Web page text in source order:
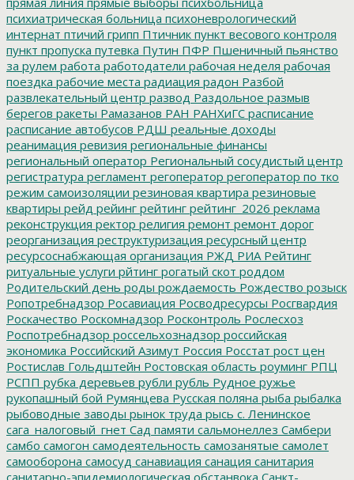
психиатрическая больница психоневрологический
интернат птичий грипп Птичник пункт весового контроля
пункт пропуска путевка Путин ПФР Пшеничный пьянство
за рулем работа работодатели рабочая неделя рабочая
поездка рабочие места радиация радон Разбой
развлекательный центр развод Раздольное размыв
берегов ракеты Рамазанов РАН РАНХиГС расписание
расписание автобусов РДШ реальные доходы
реанимация ревизия региональные финансы
региональный оператор Региональный сосудистый центр
регистратура регламент регоператор регоператор по тко
режим самоизоляции резиновая квартира резиновые
квартиры рейд рейинг рейтинг рейтинг_2026 реклама
реконструкция ректор религия ремонт ремонт дорог
реорганизация реструктуризация ресурсный центр
ресурсоснабжающая организация РЖД РИА Рейтинг
ритуальные услуги рйтинг рогатый скот роддом
Родительский день роды рождаемость Рождество розыск
Ропотребнадзор Росавиация Росводресурсы Росгвардия
Роскачество Роскомнадзор Росконтроль Рослесхоз
Роспотребнадзор россельхознадзор российская
экономика Российский Азимут Россия Росстат рост цен
Ростислав Гольдштейн Ростовская область роуминг РПЦ
РСПП рубка деревьев рубли рубль Рудное ружье
рукопашный бой Румянцева Русская поляна рыба рыбалка
рыбоводные заводы рынок труда рысь с. Ленинское
сага_налоговый_гнет Сад памяти сальмонеллез Самбери
самбо самогон самодеятельность самозанятые самолет
самооборона самосуд санавиация санация санитария
санитарно-эпидемиологическая обстанвока Санкт-